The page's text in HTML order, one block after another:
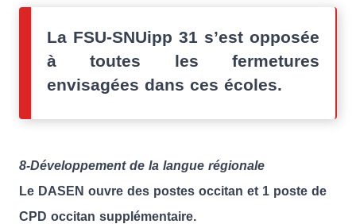
La FSU-SNUipp 31 s’est opposée
à toutes les fermetures
envisagées dans ces écoles.
8-Développement de la langue régionale
Le DASEN ouvre des postes occitan et 1 poste de
CPD occitan supplémentaire.